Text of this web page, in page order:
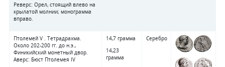
Реверс: Орел, стоящий влево на
крылатой молнии; монограмма
вправо.
Птолемей V . Тетрадрахма.
Около 202-200 гг. до н.э.,
Финикийский монетный двор.
Аверс: Бюст Птолемея IV
14,7 грамма
14,23
грамма
Серебро